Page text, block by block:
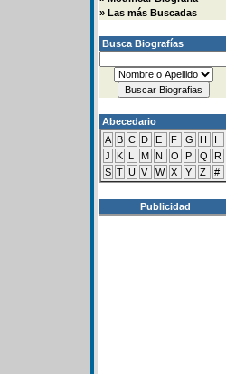
» Las más Buscadas
Busca Biografías
Abecedario
A B C D E F G H
I
J
K L M N O P Q
R
S T U V W X Y Z #
Publicidad